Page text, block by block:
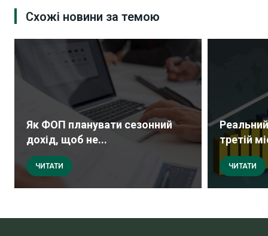
Схожі новини за темою
Як ФОП планувати сезонний
дохід, щоб не...
ЧИТАТИ
третій
ЧИТАТИ